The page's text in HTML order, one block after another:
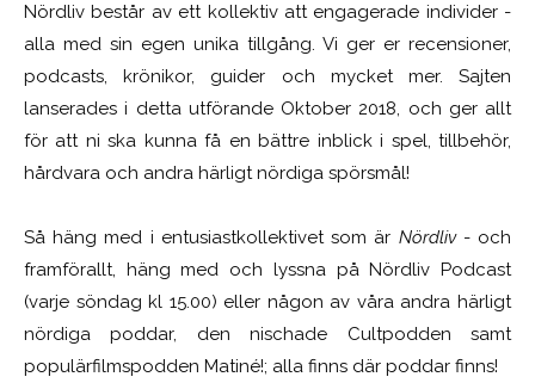
Nördliv består av ett kollektiv att engagerade individer -
alla med sin egen unika tillgång. Vi ger er recensioner,
podcasts, krönikor, guider och mycket mer. Sajten
lanserades i detta utförande Oktober 2018, och ger allt
för att ni ska kunna få en bättre inblick i spel, tillbehör,
hårdvara och andra härligt nördiga spörsmål!
Så häng med i entusiastkollektivet som är Nördliv- och
framförallt, häng med och lyssna på Nördliv Podcast
(varje söndag kl 15.00) eller någon av våra andra härligt
nördiga poddar, den nischade Cultpodden samt
populärfilmspodden Matiné!; alla finns där poddar finns!